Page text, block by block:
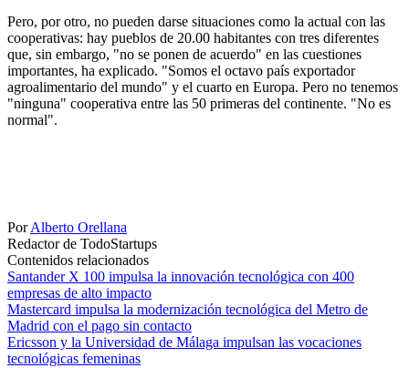
Pero, por otro, no pueden darse situaciones como la actual con las
cooperativas: hay pueblos de 20.00 habitantes con tres diferentes
que, sin embargo, "no se ponen de acuerdo" en las cuestiones
importantes, ha explicado. "Somos el octavo país exportador
agroalimentario del mundo" y el cuarto en Europa. Pero no tenemos
"ninguna" cooperativa entre las 50 primeras del continente. "No es
normal".
PorAlberto Orellana
Redactor de TodoStartups
Contenidos relacionados
Santander X 100 impulsa la innovación tecnológica con 400
empresas de alto impacto
Mastercard impulsa la modernización tecnológica del Metro de
Madrid con el pago sin contacto
Ericsson y la Universidad de Málaga impulsan las vocaciones
tecnológicas femeninas